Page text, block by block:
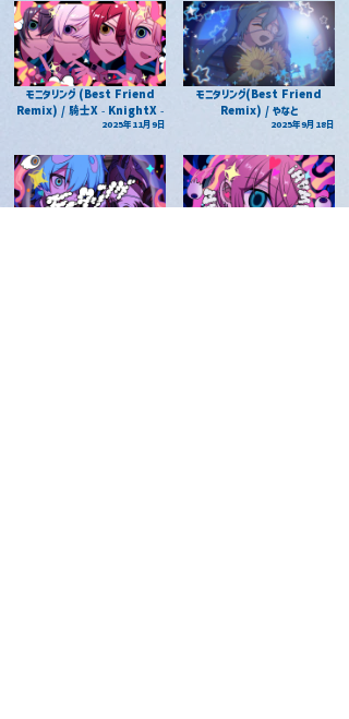
モニタリング (Best Friend
Remix) / 騎士X - KnightX -
2025年11月9日
モニタリング(Best Friend
Remix) / やなと
2025年9月18日